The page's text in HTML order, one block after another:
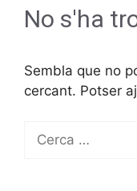
No s'ha
Sembla que no
cercant. Potser
Cerca: